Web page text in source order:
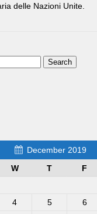
delle Nazioni Unite.
December 2019
W T F
4 5 6